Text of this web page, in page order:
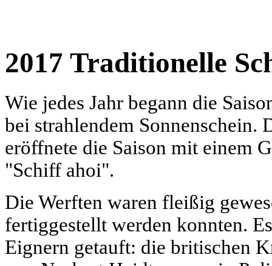
2017 Traditionelle
Wie jedes Jahr begann die
bei strahlendem Sonnenschein.
eröffnete die Saison mit einem
"Schiff ahoi".
Die Werften waren fleißig
fertiggestellt werden konnten.
Eignern getauft: die britischen